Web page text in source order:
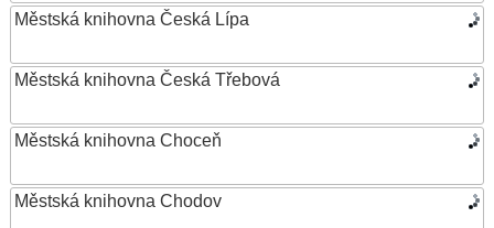
Městská knihovna Česká Lípa
Městská knihovna Česká Třebová
Městská knihovna Choceň
Městská knihovna Chodov